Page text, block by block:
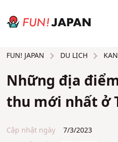
FUN! JAPAN DU LỊCH
Những địa
thu mới nhất ở
Cập nhật ngày
7/3/2023